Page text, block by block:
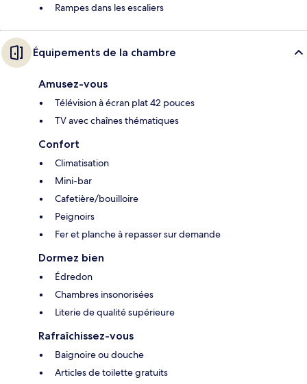
Rampes dans les escaliers
Équipements de la chambre
Amusez-vous
Télévision à écran plat 42 pouces
TV avec chaînes thématiques
Confort
Climatisation
Mini-bar
Cafetière/bouilloire
Peignoirs
Fer et planche à repasser sur demande
Dormez bien
Édredon
Chambres insonorisées
Literie de qualité supérieure
Rafraîchissez-vous
Baignoire ou douche
Articles de toilette gratuits